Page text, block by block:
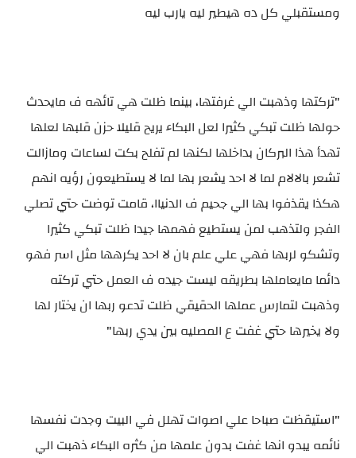
ومستقبلي كل ده هيطير ليه يارب ليه
"تركتها وذهبت الي غرفتها، بينما ظلت هي تائهه ف مايحدث
حولها ظلت تبكي كثيرا لعل البكاء يريح قليلا حزن قلبها لعلها
تهدأ هذا البركان بداخلها لكنها لم تفلح بكت لساعات ومازالت
تشعر بالالام لما لا احد يشعر بها لما لا يستطيعون رؤيه انهم
هكذا يقذفوا بها الي جحيم ف الدنياا، قامت توضت حتي تصلي
الفجر ولتذهب لمن يستطيع فهمها جيدا ظلت تبكي كثيرا
وتشكو لربها فهي علي علم بان لا احد يكرهها مثل اسر فهو
دائما مايعاملها بطريقه ليست جيده ف العمل حتي تركته
وذهبت لتمارس عملها الحقيقي ظلت تدعو ربها ان يختار لها
ولا يخيرها حتي غفت ع المصليه بين يدي ربها"
"استيقظت صباحا علي اصوات تهلل في البيت وجدت نفسها
نائمه يبدو انها غفت بدون علمها من كثره البكاء ذهبت الي